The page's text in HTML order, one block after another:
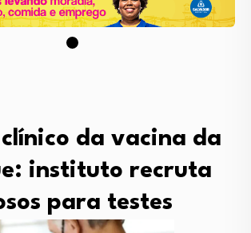
da vacina da
instituto recruta
para testes